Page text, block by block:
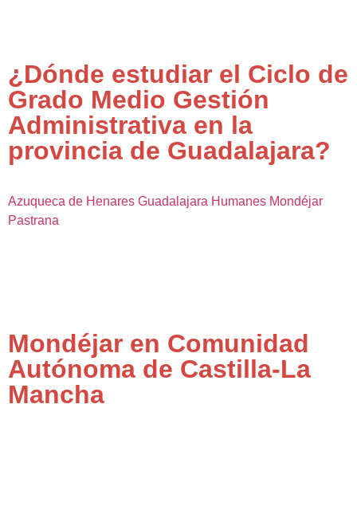
¿Dónde estudiar el Ciclo de
Grado Medio Gestión
Administrativa en la
provincia de Guadalajara?
Azuqueca de Henares Guadalajara Humanes Mondéjar
Pastrana
Mondéjar en Comunidad
Autónoma de Castilla-La
Mancha